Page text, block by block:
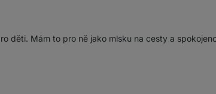
děti. Mám to pro ně jako mlsku na cesty a